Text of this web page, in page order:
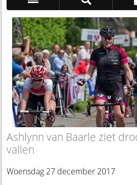
Ashlynn van Baarle ziet
vallen
Woensdag 27 december 2017